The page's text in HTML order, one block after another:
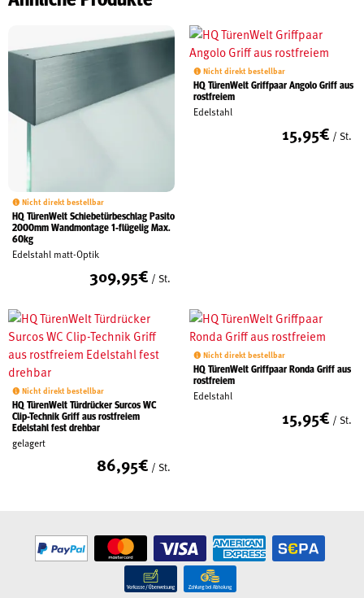
Nicht direkt bestellbar
HQ TürenWelt Schiebetürbeschlag Pasito
2000mm Wandmontage 1-flügelig Max.
60kg
Edelstahl matt-Optik
309,95€ / St.
Nicht direkt bestellbar
HQ TürenWelt Griffpaar Angolo Griff aus
rostfreiem
Edelstahl
15,95€ / St.
Nicht direkt bestellbar
HQ TürenWelt Türdrücker Surcos WC
Clip-Technik Griff aus rostfreiem
Edelstahl fest drehbar
gelagert
86,95€ / St.
Nicht direkt bestellbar
HQ TürenWelt Griffpaar Ronda Griff aus
rostfreiem
Edelstahl
15,95€ / St.